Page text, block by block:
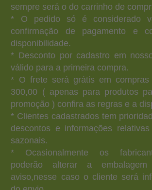
sempre será o do carrinho de
* O pedido só é considerado
confirmação de pagamento e
disponibilidade.
* Desconto por cadastro em
válido para a primeira compra.
* O frete será grátis em
300,00 ( apenas para produtos
promoção ) confira as regras e a
* Clientes cadastrados tem
descontos e informações
sazonais.
* Ocasionalmente os
poderão alterar a
aviso,nesse caso o cliente será